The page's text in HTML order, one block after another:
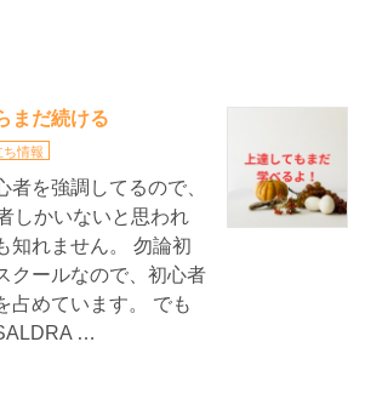
まだ続ける
ち情報
者を強調してるので、
しかいないと思われ
知れません。 勿論初
クールなので、初心者
占めています。 でも
…